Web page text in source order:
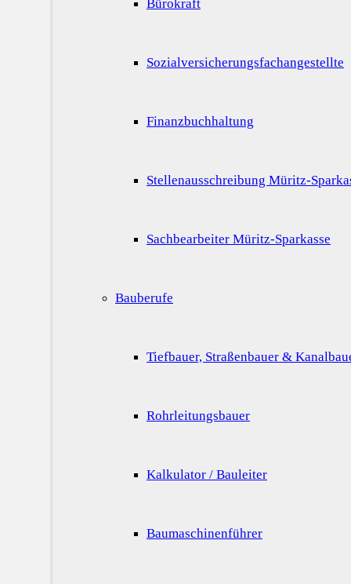
Bürokraft
Sozialversicherungsfachangestellte
Finanzbuchhaltung
Stellenausschreibung Müritz-
Sachbearbeiter Müritz-Sparkasse
Bauberufe
Tiefbauer, Straßenbauer &
Rohrleitungsbauer
Kalkulator / Bauleiter
Baumaschinenführer